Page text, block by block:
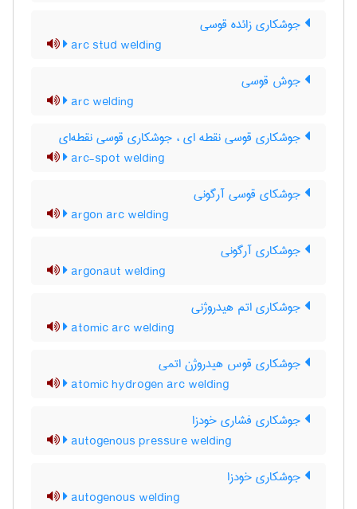
جوشکاری زائده قوسی
arc stud welding
جوش قوسی
arc welding
جوشکاری قوسی نقطه ای ، جوشکاری قوسی نقطه‌ای
arc-spot welding
جوشکای قوسی آرگونی
argon arc welding
جوشکاری آرگونی
argonaut welding
جوشکاری اتم هیدروژنی
atomic arc welding
جوشکاری قوس هیدروژن اتمی
atomic hydrogen arc welding
جوشکاری فشاری خودزا
autogenous pressure welding
جوشکاری خودزا
autogenous welding